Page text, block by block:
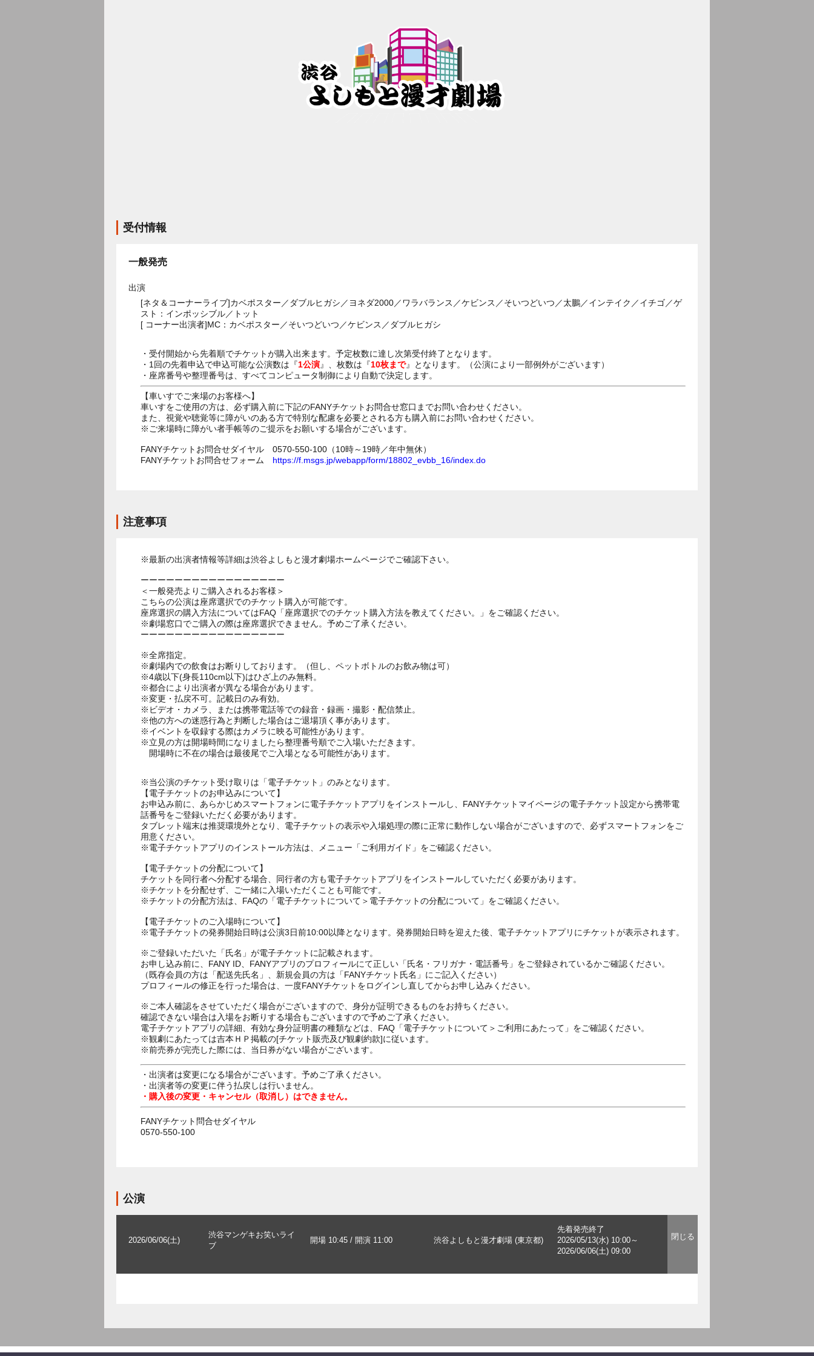
受付情報
一般発売
出演
[ネタ＆コーナーライブ]カベポスター／ダブルヒガシ／ヨネダ2000／ワラバランス／ケビンス／そいつどいつ／太鵬／インテイク／イチゴ／ゲ
スト：インポッシブル／トット
[ コーナー出演者]MC：カベポスター／そいつどいつ／ケビンス／ダブルヒガシ
・受付開始から先着順でチケットが購入出来ます。予定枚数に達し次第受付終了となります。
・1回の先着申込で申込可能な公演数は『1公演』、枚数は『10枚まで』となります。（公演により一部例外がございます）
・座席番号や整理番号は、すべてコンピュータ制御により自動で決定します。
【車いすでご来場のお客様へ】
車いすをご使用の方は、必ず購入前に下記のFANYチケットお問合せ窓口までお問い合わせください。
また、視覚や聴覚等に障がいのある方で特別な配慮を必要とされる方も購入前にお問い合わせください。
※ご来場時に障がい者手帳等のご提示をお願いする場合がございます。
FANYチケットお問合せダイヤル 0570-550-100（10時～19時／年中無休）
FANYチケットお問合せフォーム https://f.msgs.jp/webapp/form/18802_evbb_16/index.do
注意事項
※最新の出演者情報等詳細は渋谷よしもと漫才劇場ホームページでご確認下さい。
ーーーーーーーーーーーーーーーーー
＜一般発売よりご購入されるお客様＞
こちらの公演は座席選択でのチケット購入が可能です。
座席選択の購入方法についてはFAQ「座席選択でのチケット購入方法を教えてください。」をご確認ください。
※劇場窓口でご購入の際は座席選択できません。予めご了承ください。
ーーーーーーーーーーーーーーーーー
※全席指定。
※劇場内での飲食はお断りしております。（但し、ペットボトルのお飲み物は可）
※4歳以下(身長110cm以下)はひざ上のみ無料。
※都合により出演者が異なる場合があります。
※変更・払戻不可。記載日のみ有効。
※ビデオ・カメラ、または携帯電話等での録音・録画・撮影・配信禁止。
※他の方への迷惑行為と判断した場合はご退場頂く事があります。
※イベントを収録する際はカメラに映る可能性があります。
※立見の方は開場時間になりましたら整理番号順でご入場いただきます。
開場時に不在の場合は最後尾でご入場となる可能性があります。
※当公演のチケット受け取りは「電子チケット」のみとなります。
【電子チケットのお申込みについて】
お申込み前に、あらかじめスマートフォンに電子チケットアプリをインストールし、FANYチケットマイページの電子チケット設定から携帯電
話番号をご登録いただく必要があります。
タブレット端末は推奨環境外となり、電子チケットの表示や入場処理の際に正常に動作しない場合がございますので、必ずスマートフォンをご
用意ください。
※電子チケットアプリのインストール方法は、メニュー「ご利用ガイド」をご確認ください。
【電子チケットの分配について】
チケットを同行者へ分配する場合、同行者の方も電子チケットアプリをインストールしていただく必要があります。
※チケットを分配せず、ご一緒に入場いただくことも可能です。
※チケットの分配方法は、FAQの「電子チケットについて＞電子チケットの分配について」をご確認ください。
【電子チケットのご入場時について】
※電子チケットの発券開始日時は公演3日前10:00以降となります。発券開始日時を迎えた後、電子チケットアプリにチケットが表示されます。
※ご登録いただいた「氏名」が電子チケットに記載されます。
お申し込み前に、FANY ID、FANYアプリのプロフィールにて正しい「氏名・フリガナ・電話番号」をご登録されているかご確認ください。
（既存会員の方は「配送先氏名」、新規会員の方は「FANYチケット氏名」にご記入ください）
プロフィールの修正を行った場合は、一度FANYチケットをログインし直してからお申し込みください。
※ご本人確認をさせていただく場合がございますので、身分が証明できるものをお持ちください。
確認できない場合は入場をお断りする場合もございますので予めご了承ください。
電子チケットアプリの詳細、有効な身分証明書の種類などは、FAQ「電子チケットについて＞ご利用にあたって」をご確認ください。
※観劇にあたっては吉本ＨＰ掲載の[チケット販売及び観劇約款]に従います。
※前売券が完売した際には、当日券がない場合がございます。
・出演者は変更になる場合がございます。予めご了承ください。
・出演者等の変更に伴う払戻しは行いません。
・購入後の変更・キャンセル（取消し）はできません。
FANYチケット問合せダイヤル
0570-550-100
公演
2026/06/06(土)
渋谷マンゲキお笑いライ
ブ
開場 10:45 / 開演 11:00 渋谷よしもと漫才劇場 (東京都)
先着発売終了
2026/05/13(水) 10:00～
2026/06/06(土) 09:00